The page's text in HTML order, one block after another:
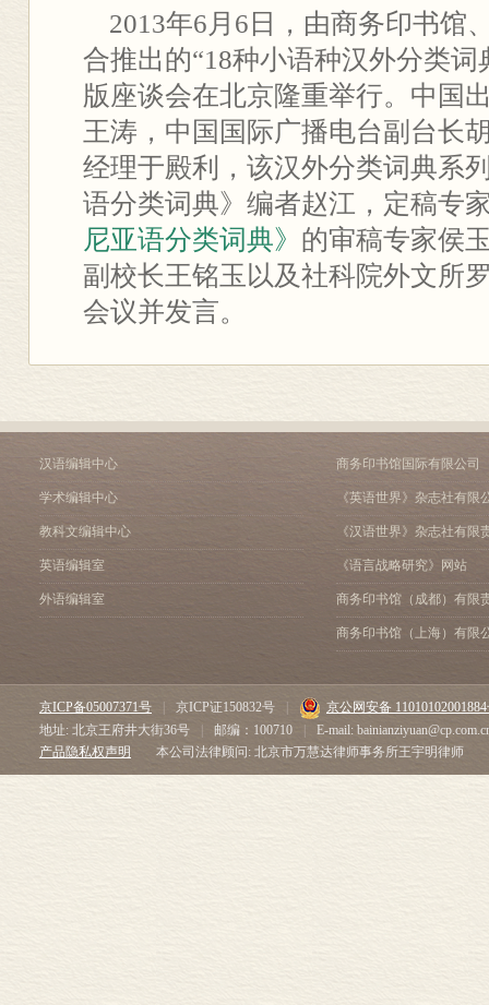
2013年6月6日，由商务印书馆
合推出的“18种小语种汉外分类
版座谈会在北京隆重举行。中国
王涛，中国国际广播电台副台长
经理于殿利，该汉外分类词典系
语分类词典》编者赵江，定稿专
尼亚语分类词典》 的审稿专家侯
副校长王铭玉以及社科院外文所
会议并发言。
汉语编辑中心
学术编辑中心
教科文编辑中心
英语编辑室
外语编辑室
商务印书馆国际有限公司
《英语世界》杂志社有限
《汉语世界》杂志社有限
《语言战略研究》网站
商务印书馆（成都）有限
商务印书馆（上海）有限
京ICP备05007371号 京ICP证150832号
京公网安备
地址: 北京王府井大街36号
邮编：100710
E-mail:
产品隐私权声明
本公司法律顾问: 北京市万慧达律师事务所王宇明律师